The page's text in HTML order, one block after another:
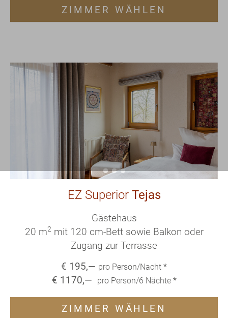
ZIMMER WÄHLEN
EZ Superior Tejas
Gästehaus
20 m2mit 120 cm-Bett sowie Balkon oder
Zugang zur Terrasse
€ 195,— pro Person/Nacht *
€ 1170,— pro Person/6 Nächte *
ZIMMER WÄHLEN